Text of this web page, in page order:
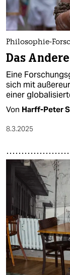
Philosophie-
Das
Eine
sich mit
einer
Von Harff-Peter
8.3.2025